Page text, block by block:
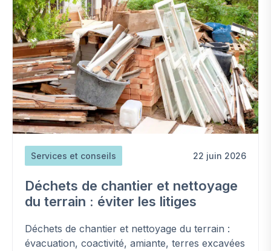
Services et conseils 22 juin 2026
Déchets de chantier et nettoyage
du terrain : éviter les litiges
Déchets de chantier et nettoyage du terrain :
évacuation, coactivité, amiante, terres excavées